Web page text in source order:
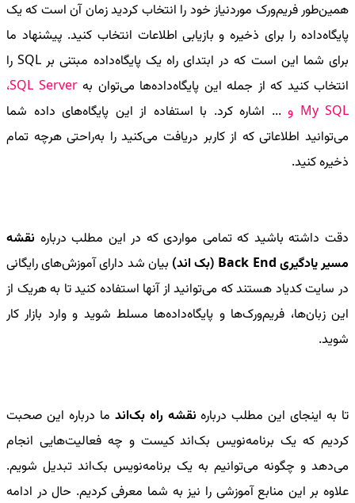
همین‌طور فریم‌ورک موردنیاز خود را انتخاب کردید زمان آن است که یک
پایگاه‌داده را برای ذخیره و بازیابی اطلاعات انتخاب کنید. پیشنهاد ما
برای شما این است که در ابتدای راه یک پایگاه‌داده مبتنی بر SQLرا
انتخاب کنید که از جمله این پایگاه‌داده‌ها می‌توان بهSQL Server،
My SQL و ... اشاره کرد. با استفاده از این پایگاه‌های داده شما
می‌توانید اطلاعاتی که از کاربر دریافت می‌کنید را به‌راحتی هرچه تمام
ذخیره کنید.
دقت داشته باشید که تمامی مواردی که در این مطلب درباره نقشه
مسیر یادگیری Back End (بک اند) بیان شد دارای آموزش‌های رایگانی
در سایت کدیاد هستند که می‌توانید از آنها استفاده کنید تا به هریک از
این زبان‌ها، فریم‌ورک‌ها و پایگاه‌داده‌ها مسلط شوید و وارد بازار کار
شوید.
تا به اینجای این مطلب درباره نقشه راه بک‌اند ما درباره این صحبت
کردیم که یک برنامه‌نویس بک‌اند کیست و چه فعالیت‌هایی انجام
می‌دهد و چگونه می‌توانیم به یک برنامه‌نویس بک‌اند تبدیل شویم.
علاوه بر این منابع آموزشی را نیز به شما معرفی کردیم. حال در ادامه